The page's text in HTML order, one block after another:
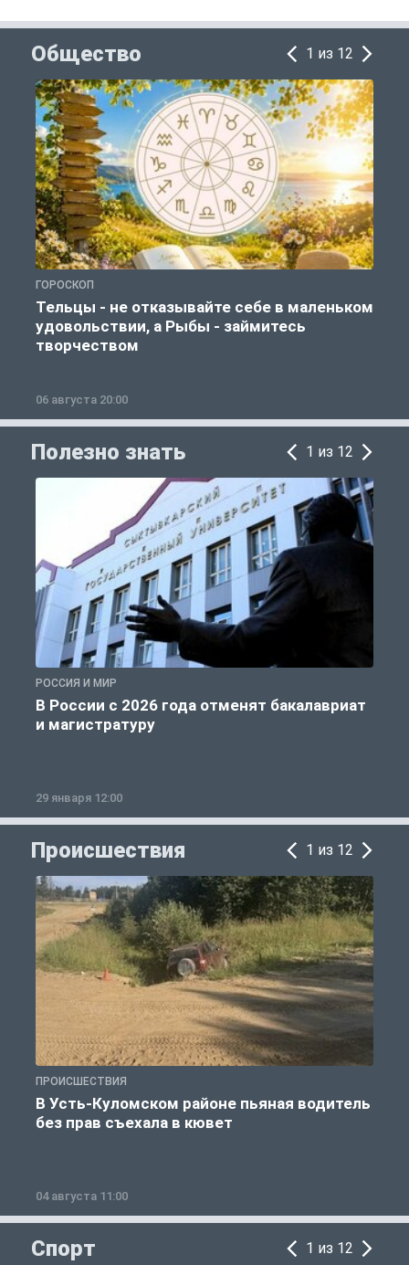
Общество 1 из 12
ГОРОСКОП
Тельцы - не отказывайте себе в маленьком
удовольствии, а Рыбы - займитесь
творчеством
06 августа 20:00
Полезно знать 1 из 12
РОССИЯ И МИР
В России с 2026 года отменят бакалавриат
и магистратуру
29 января 12:00
Происшествия 1 из 12
ПРОИСШЕСТВИЯ
В Усть-Куломском районе пьяная водитель
без прав съехала в кювет
04 августа 11:00
Спорт 1 из 12